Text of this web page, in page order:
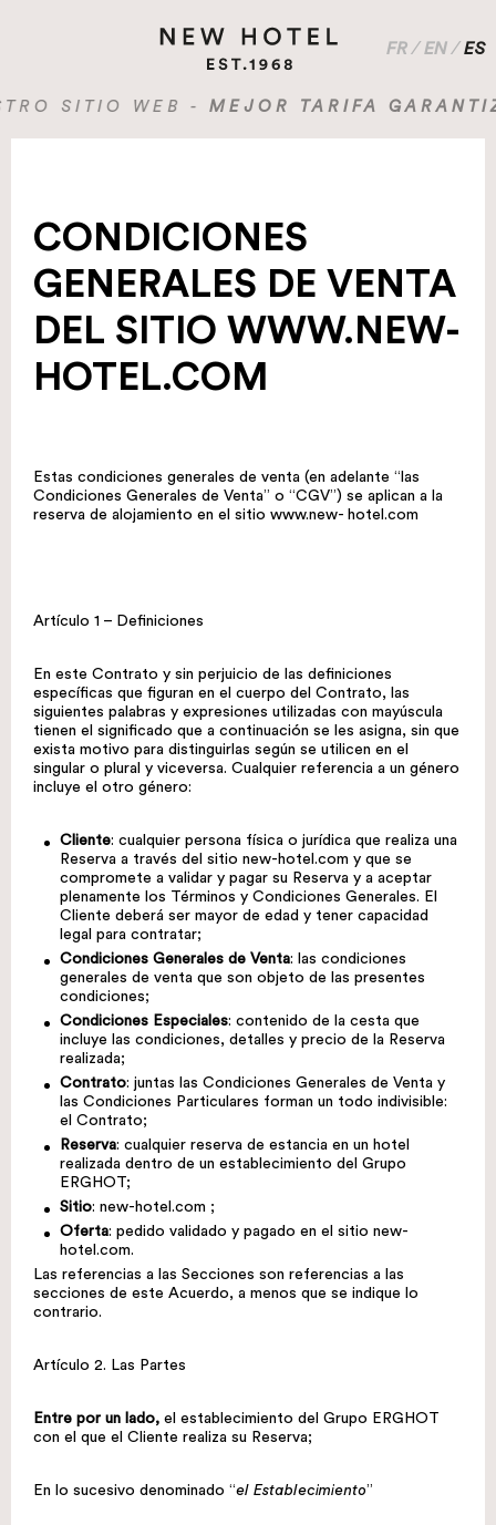
FR / EN / ES
WEB - MEJOR TARIFA
CONDICIONES
GENERALES DE VENTA
DEL SITIO WWW.NEW-
HOTEL.COM
Estas condiciones generales de venta (en adelante “las
Condiciones Generales de Venta” o “CGV”) se aplican a la
reserva de alojamiento en el sitio www.new- hotel.com
Artículo 1 – Definiciones
En este Contrato y sin perjuicio de las definiciones
específicas que figuran en el cuerpo del Contrato, las
siguientes palabras y expresiones utilizadas con mayúscula
tienen el significado que a continuación se les asigna, sin que
exista motivo para distinguirlas según se utilicen en el
singular o plural y viceversa. Cualquier referencia a un género
incluye el otro género:
Cliente: cualquier persona física o jurídica que realiza una
Reserva a través del sitio new-hotel.com y que se
compromete a validar y pagar su Reserva y a aceptar
plenamente los Términos y Condiciones Generales. El
Cliente deberá ser mayor de edad y tener capacidad
legal para contratar;
Condiciones Generales de Venta: las condiciones
generales de venta que son objeto de las presentes
condiciones;
Condiciones Especiales: contenido de la cesta que
incluye las condiciones, detalles y precio de la Reserva
realizada;
Contrato: juntas las Condiciones Generales de Venta y
las Condiciones Particulares forman un todo indivisible:
el Contrato;
Reserva: cualquier reserva de estancia en un hotel
realizada dentro de un establecimiento del Grupo
ERGHOT;
Sitio: new-hotel.com ;
Oferta: pedido validado y pagado en el sitio new-
hotel.com.
Las referencias a las Secciones son referencias a las
secciones de este Acuerdo, a menos que se indique lo
contrario.
Artículo 2. Las Partes
Entre por un lado, el establecimiento del Grupo ERGHOT
con el que el Cliente realiza su Reserva;
En lo sucesivo denominado “el Establecimiento”